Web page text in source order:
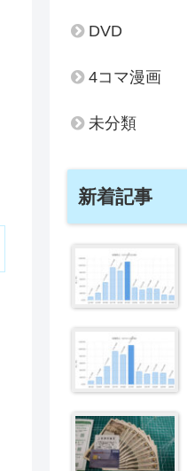
DVD
4コマ漫画
未分類
新着記事